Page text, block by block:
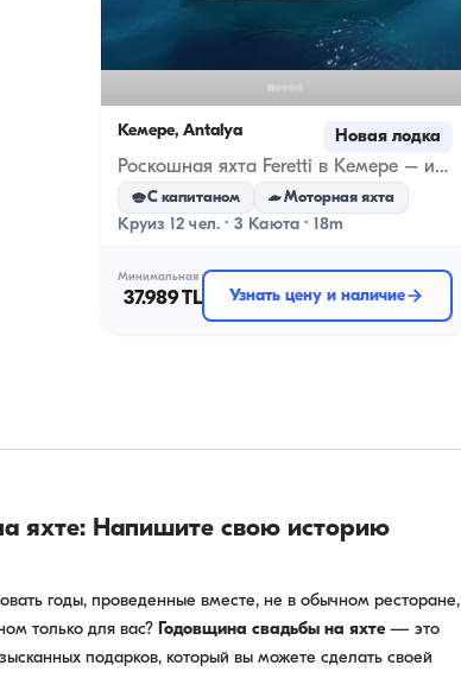
Кемере, Antalya Новая лодка
Роскошная яхта Feretti в Кемере – идеальный морской отдых!
С капитаном Моторная яхта
Круиз 12 чел. · 3 Каюта · 18m
Минимальная
37.989 TL Узнать цену и наличие
яхте: Напишите свою историю
годы, проведенные вместе, не в обычном ресторане,
только для вас? Годовщина свадьбы на яхте— это
подарков, который вы можете сделать своей